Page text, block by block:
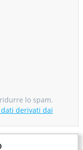
lo spam.
derivati dai